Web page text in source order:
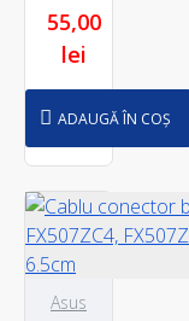
55,00
lei
ADAUGĂ ÎN COȘ
Asus